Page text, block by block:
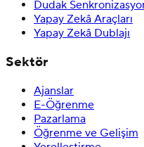
Dudak
Yapay Zekâ Araçları
Yapay Zekâ Dublajı
Sektör
Ajanslar
E-Öğrenme
Pazarlama
Öğrenme ve Gelişim